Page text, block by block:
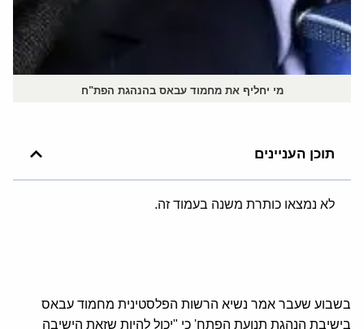
מי יחליף את מחמוד עבאס בהנהגת הפת"ח
תוכן העניינים
לא נמצאו כותרת משנה בעמוד זה.
בשבוע שעבר אמר נשיא הרשות הפלסטינית מחמוד עבאס
בישיבת הנהגת תנועת הפתח' כי "יכול להיות שזאת הישיבה